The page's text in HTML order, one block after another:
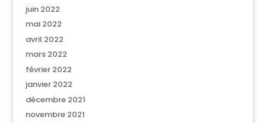
juin 2022
mai 2022
avril 2022
mars 2022
février 2022
janvier 2022
décembre 2021
novembre 2021